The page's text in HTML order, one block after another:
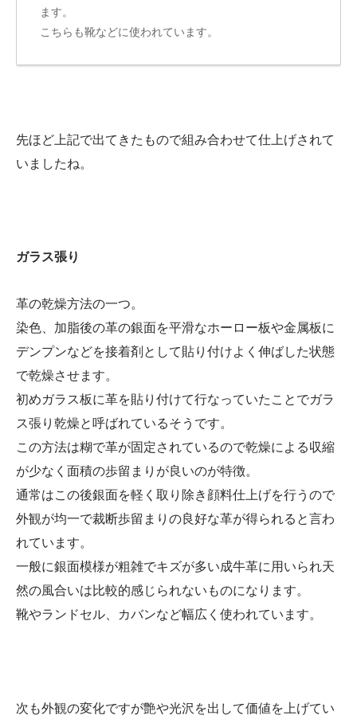
ます。
こちらも靴などに使われています。
先ほど上記で出てきたもので組み合わせて仕上げされて
いましたね。
ガラス張り
革の乾燥方法の一つ。
染色、加脂後の革の銀面を平滑なホーロー板や金属板に
デンプンなどを接着剤として貼り付けよく伸ばした状態
で乾燥させます。
初めガラス板に革を貼り付けて行なっていたことでガラ
ス張り乾燥と呼ばれているそうです。
この方法は糊で革が固定されているので乾燥による収縮
が少なく面積の歩留まりが良いのが特徴。
通常はこの後銀面を軽く取り除き顔料仕上げを行うので
外観が均一で裁断歩留まりの良好な革が得られると言わ
れています。
一般に銀面模様が粗雑でキズが多い成牛革に用いられ天
然の風合いは比較的感じられないものになります。
靴やランドセル、カバンなど幅広く使われています。
次も外観の変化ですが艶や光沢を出して価値を上げてい